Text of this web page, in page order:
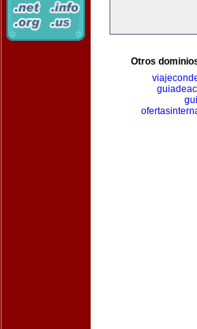
Otros